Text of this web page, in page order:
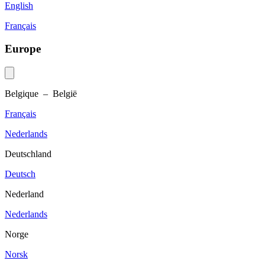
English
Français
Europe
Belgique – België
Français
Nederlands
Deutschland
Deutsch
Nederland
Nederlands
Norge
Norsk